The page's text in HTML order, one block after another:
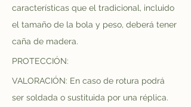
características que el tradicional, incluido
el tamaño de la bola y peso, deberá tener
caña de madera.
PROTECCIÓN:
VALORACIÓN: En caso de rotura podrá
ser soldada o sustituida por una réplica.